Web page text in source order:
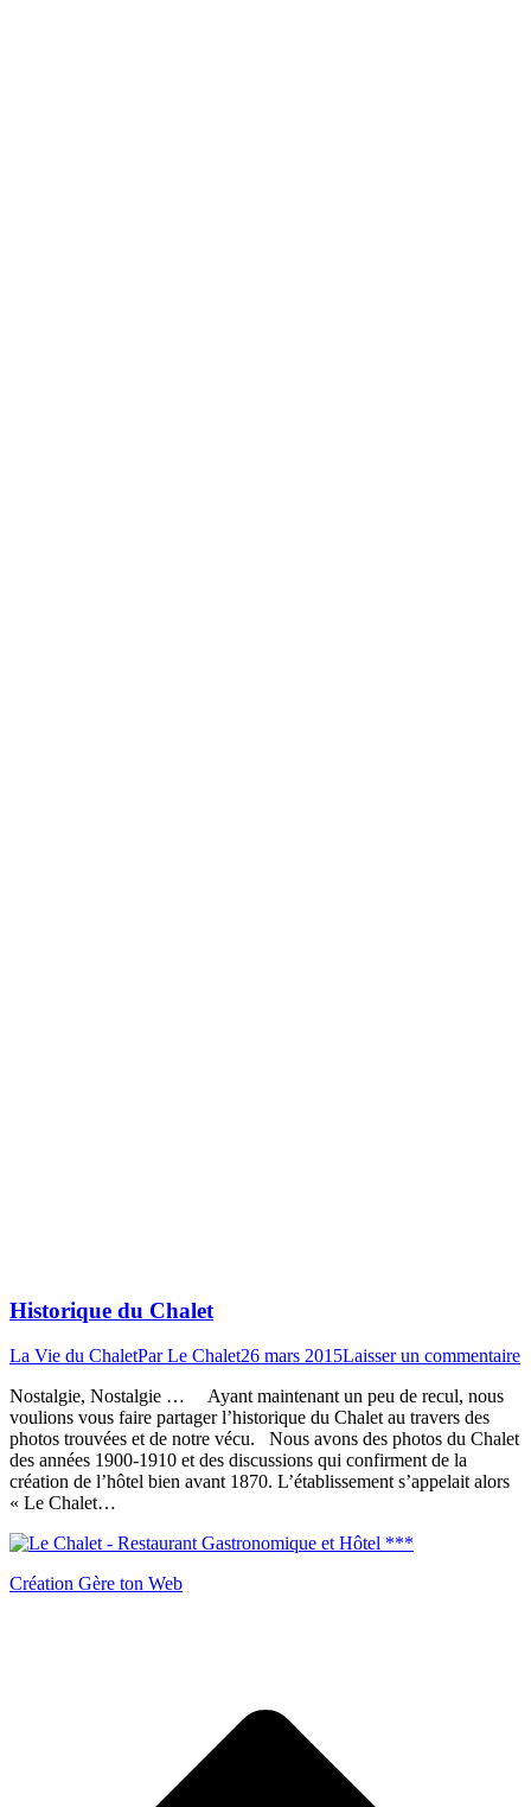
Historique du Chalet
La Vie du ChaletParLe Chalet26 mars 2015Laisser un commentaire
Nostalgie, Nostalgie … Ayant maintenant un peu de recul, nous
voulions vous faire partager l’historique du Chalet au travers des
photos trouvées et de notre vécu. Nous avons des photos du Chalet
des années 1900-1910 et des discussions qui confirment de la
création de l’hôtel bien avant 1870. L’établissement s’appelait alors
« Le Chalet…
Création Gère ton Web